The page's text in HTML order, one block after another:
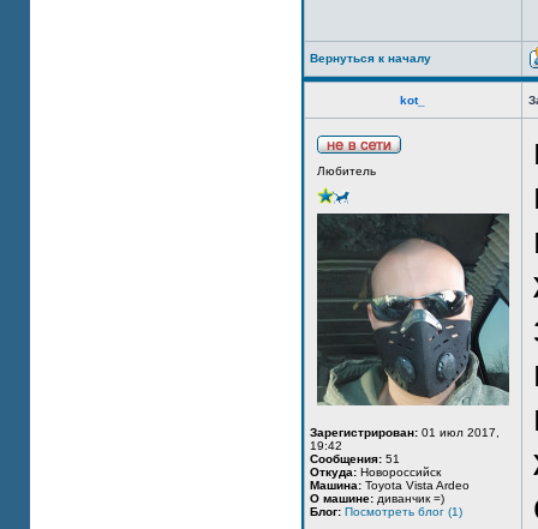
Вернуться к началу
kot_
Любитель
Зарегистрирован: 01 июл 2017,
19:42
Сообщения: 51
Откуда: Новороссийск
Машина: Toyota Vista Ardeo
О машине: диванчик =)
Блог: Посмотреть блог (1)